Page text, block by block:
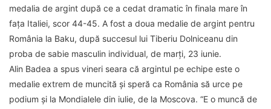
medalia de argint după ce a cedat dramatic în finala mare în
fața Italiei, scor 44-45. A fost a doua medalie de argint pentru
România la Baku, după succesul lui Tiberiu Dolniceanu din
proba de sabie masculin individual, de marți, 23 iunie.
Alin Badea a spus vineri seara că argintul pe echipe este o
medalie extrem de muncită și speră ca România să urce pe
podium și la Mondialele din iulie, de la Moscova. “E o muncă de